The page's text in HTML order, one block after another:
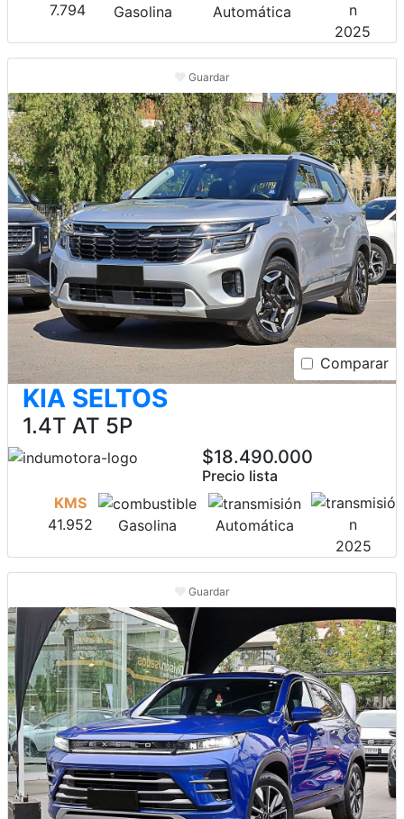
7.794
Gasolina
Automática
2025
Guardar
Comparar
KIA SELTOS
1.4T AT 5P
$18.490.000
Precio lista
KMS
41.952
Gasolina
Automática
2025
Guardar